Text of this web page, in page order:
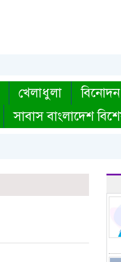
খেলাধুলা বিনোদন
সাবাস বাংলাদেশ